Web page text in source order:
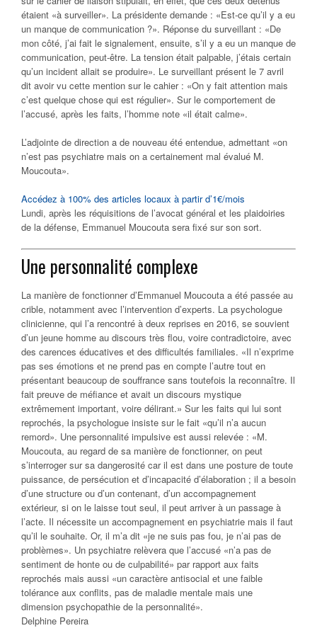
étaient «à surveiller». La présidente demande : «Est-ce qu’il y a eu
un manque de communication ?». Réponse du surveillant : «De
mon côté, j’ai fait le signalement, ensuite, s’il y a eu un manque de
communication, peut-être. La tension était palpable, j’étais certain
qu’un incident allait se produire». Le surveillant présent le 7 avril
dit avoir vu cette mention sur le cahier : «On y fait attention mais
c’est quelque chose qui est régulier». Sur le comportement de
l’accusé, après les faits, l’homme note «il était calme».
L’adjointe de direction a de nouveau été entendue, admettant «on
n’est pas psychiatre mais on a certainement mal évalué M.
Moucouta».
Accédez à 100% des articles locaux à partir d’1€/mois
Lundi, après les réquisitions de l’avocat général et les plaidoiries
de la défense, Emmanuel Moucouta sera fixé sur son sort.
Une personnalité complexe
La manière de fonctionner d’Emmanuel Moucouta a été passée au
crible, notamment avec l’intervention d’experts. La psychologue
clinicienne, qui l’a rencontré à deux reprises en 2016, se souvient
d’un jeune homme au discours très flou, voire contradictoire, avec
des carences éducatives et des difficultés familiales. «Il n’exprime
pas ses émotions et ne prend pas en compte l’autre tout en
présentant beaucoup de souffrance sans toutefois la reconnaître. Il
fait preuve de méfiance et avait un discours mystique
extrêmement important, voire délirant.» Sur les faits qui lui sont
reprochés, la psychologue insiste sur le fait «qu’il n’a aucun
remord». Une personnalité impulsive est aussi relevée : «M.
Moucouta, au regard de sa manière de fonctionner, on peut
s’interroger sur sa dangerosité car il est dans une posture de toute
puissance, de persécution et d’incapacité d’élaboration ; il a besoin
d’une structure ou d’un contenant, d’un accompagnement
extérieur, si on le laisse tout seul, il peut arriver à un passage à
l’acte. Il nécessite un accompagnement en psychiatrie mais il faut
qu’il le souhaite. Or, il m’a dit «je ne suis pas fou, je n’ai pas de
problèmes». Un psychiatre relèvera que l’accusé «n’a pas de
sentiment de honte ou de culpabilité» par rapport aux faits
reprochés mais aussi «un caractère antisocial et une faible
tolérance aux conflits, pas de maladie mentale mais une
dimension psychopathie de la personnalité».
Delphine Pereira